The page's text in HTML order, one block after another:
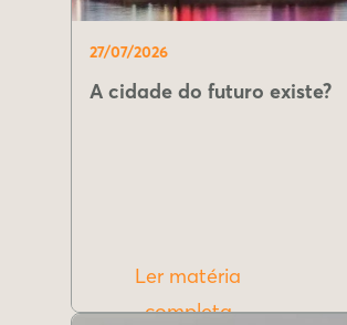
27/07/2026
A cidade do futuro existe?
Ler matéria
completa